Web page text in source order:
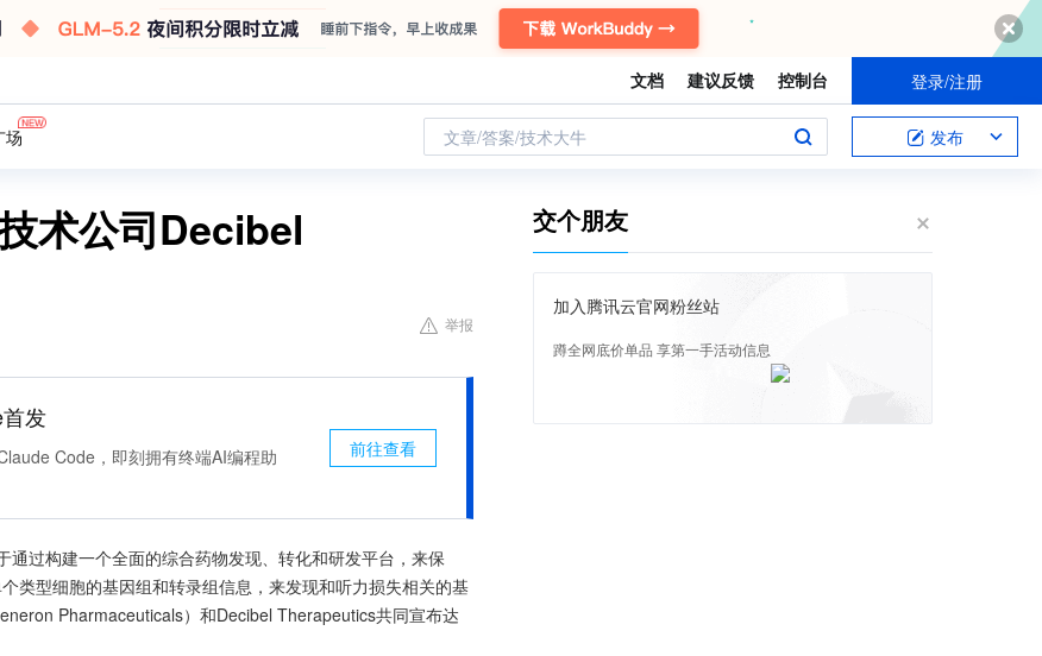
文档 建议反馈 控制台 登录/注册
场 文章/答案/技术大牛 发布
术公司Decibel
举报
发
Code，即刻拥有终端AI编程助
前往查看
过构建一个全面的综合药物发现、转化和研发平台，来保
类型细胞的基因组和转录组信息，来发现和听力损失相关的基
Pharmaceuticals）和Decibel Therapeutics共同宣布达
交个朋友
加入腾讯云官网粉丝站
蹲全网底价单品 享第一手活动信息